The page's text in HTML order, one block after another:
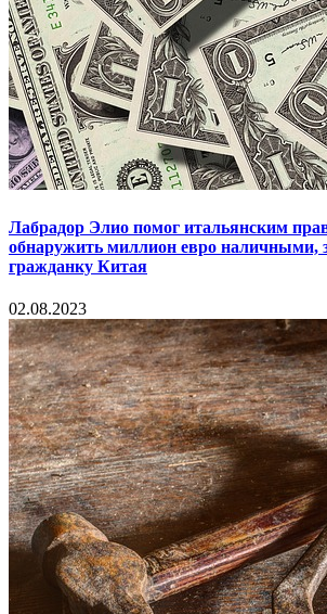
Лабрадор Элио помог итальянским
обнаружить миллион евро наличными,
гражданку Китая
02.08.2023